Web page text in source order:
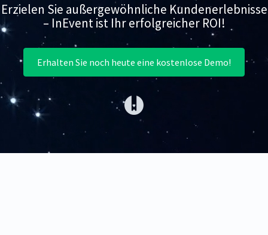
Erzielen Sie außergewöhnliche Kundenerlebnisse
– InEvent ist Ihr erfolgreicher ROI!
Erhalten Sie noch heute eine kostenlose Demo!